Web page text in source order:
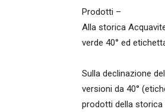
Prodotti –
Alla storica
verde 40° ed
Sulla declinazione
versioni da 40°
prodotti della storica